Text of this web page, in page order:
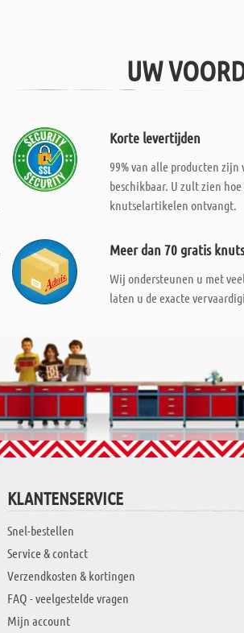
UW
Korte levertijden
99% van alle producten zijn
beschikbaar. U zult zien
knutselartikelen ontvangt.
Meer dan 70 gratis
Wij ondersteunen u met
laten u de exacte
KLANTENSERVICE
Snel-bestellen
Service & contact
Verzendkosten & kortingen
FAQ - veelgestelde vragen
Mijn account